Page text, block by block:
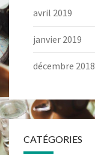
avril 2019
janvier 2019
décembre 2018
CATÉGORIES